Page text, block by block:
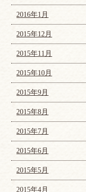
2016年1月
2015年12月
2015年11月
2015年10月
2015年9月
2015年8月
2015年7月
2015年6月
2015年5月
2015年4月